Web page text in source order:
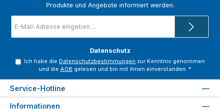
Produkte und Angebote informiert werden.
Mail-
Adresse
Datenschutz
Ich habe die Datenschutzbestimmungen zur Kenntnis genommen
und die AGB gelesen und bin mit ihnen einverstanden. *
Service-Hotline
Informationen